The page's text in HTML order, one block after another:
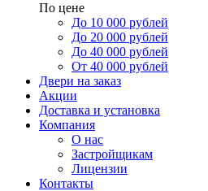
По цене
До 10 000 рублей
До 20 000 рублей
До 40 000 рублей
От 40 000 рублей
Двери на заказ
Акции
Доставка и установка
Компания
О нас
Застройщикам
Лицензии
Контакты